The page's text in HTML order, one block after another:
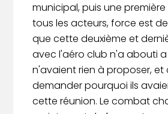
municipal, puis une
tous les acteurs, force est
que cette deuxième et
avec l'aéro club n'a abouti a
n'avaient rien à proposer, et
demander pourquoi ils
cette réunion. Le combat